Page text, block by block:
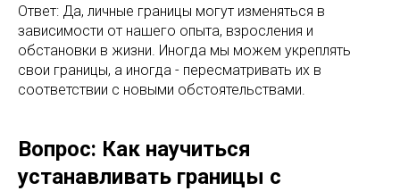
Ответ: Да, личные границы могут изменяться в
зависимости от нашего опыта, взросления и
обстановки в жизни. Иногда мы можем укреплять
свои границы, а иногда - пересматривать их в
соответствии с новыми обстоятельствами.
Вопрос: Как научиться
устанавливать границы с